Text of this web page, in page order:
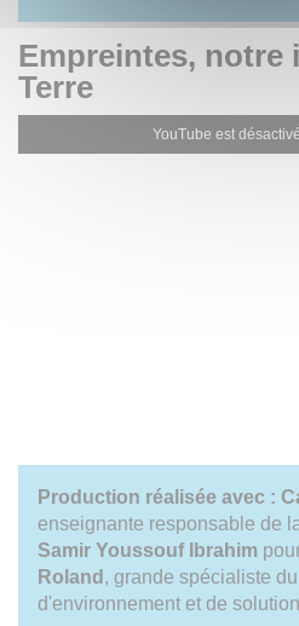
Empreintes, notre
Terre
YouTube est désactivé.
Production réalisée avec :
enseignante responsable de
Samir Youssouf Ibrahim
Roland , grande spécialiste
d'environnement et de